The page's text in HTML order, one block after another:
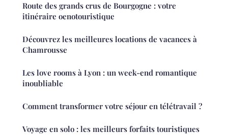
Route des grands crus de Bourgogne : votre
itinéraire oenotouristique
Découvrez les meilleures locations de vacances à
Chamrousse
Les love rooms à Lyon : un week-end romantique
inoubliable
Comment transformer votre séjour en télétravail ?
Voyage en solo : les meilleurs forfaits touristiques